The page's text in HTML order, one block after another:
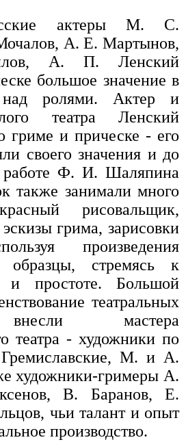
актеры М. С.
А. Е. Мартынов,
А. П. Ленский
большое значение в
над ролями. Актер и
театра Ленский
гриме и прическе - его
своего значения и до
Ф. И. Шаляпина
также занимали много
рисовальщик,
грима, зарисовки
произведения
образцы, стремясь к
и простоте. Большой
театральных
мастера
театра - художники по
М. и А.
художники-гримеры А.
В. Баранов, Е.
чьи талант и опыт
производство.